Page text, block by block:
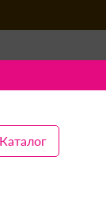
Каталог